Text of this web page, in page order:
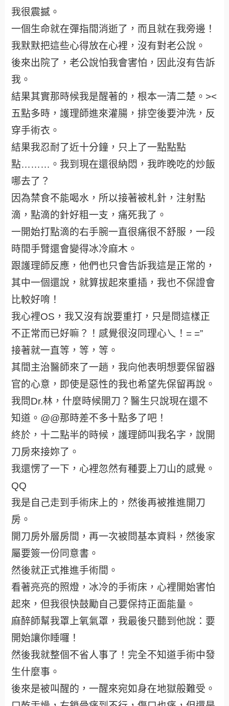
我很震撼。
一個生命就在彈指間消逝了，而且就在我旁邊！
我默默把這些心得放在心裡，沒有對老公說。
後來出院了，老公說怕我會害怕，因此沒有告訴
我。
結果其實那時候我是醒著的，根本一清二楚。><
五點多時，護理師進來灌腸，排空後要沖洗，反
穿手術衣。
結果我忍耐了近十分鐘，只上了一點點點
點………。我到現在還很納悶，我昨晚吃的炒飯
哪去了？
因為禁食不能喝水，所以接著被札針，注射點
滴，點滴的針好粗一支，痛死我了。
一開始打點滴的右手腕一直很痛很不舒服，一段
時間手臂還會變得冰冷麻木。
跟護理師反應，他們也只會告訴我這是正常的，
其中一個還說，就算拔起來重插，我也不保證會
比較好唷！
我心裡OS，我又沒有說要重打，只是問這樣正
不正常而已好嘛？！感覺很沒同理心乀！= =”
接著就一直等，等，等。
其間主治醫師來了一趟，我向他表明想要保留器
官的心意，即使是惡性的我也希望先保留再說。
我問Dr.林，什麼時候開刀？醫生只說現在還不
知道。@@那時差不多十點多了吧！
終於，十二點半的時候，護理師叫我名字，說開
刀房來接妳了。
我還愣了一下，心裡忽然有種要上刀山的感覺。
QQ
我是自己走到手術床上的，然後再被推進開刀
房。
開刀房外層房間，再一次被問基本資料，然後家
屬要簽一份同意書。
然後就正式推進手術間。
看著亮亮的照燈，冰冷的手術床，心裡開始害怕
起來，但我很快鼓勵自己要保持正面能量。
麻醉師幫我罩上氧氣罩，我最後只聽到他說：要
開始讓你睡囉！
然後我就整個不省人事了！完全不知道手術中發
生什麼事。
後來是被叫醒的，一醒來宛如身在地獄般難受。